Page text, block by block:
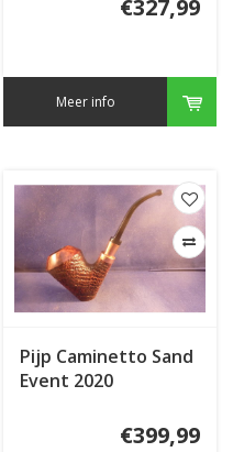
€327,99
Meer info
Pijp Caminetto Sand
Event 2020
€399,99